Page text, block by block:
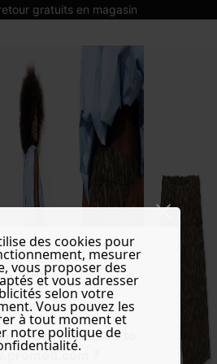
gratuits en magasin
to be redirected to
?
des cookies pour
mesurer
vous proposer des
et vous adresser
selon votre
Vous pouvez les
à tout moment et
notre politique de